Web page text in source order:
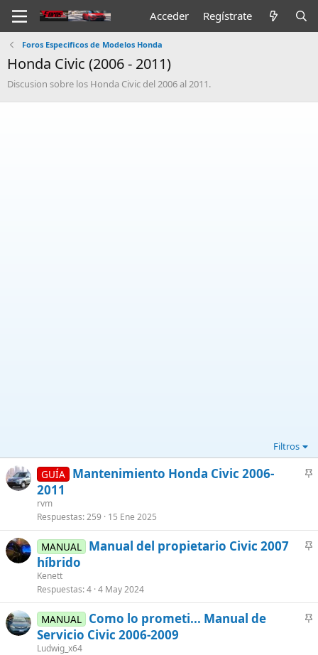
Acceder Regístrate
Foros Especificos de Modelos Honda
Honda Civic (2006 - 2011)
Discusion sobre los Honda Civic del 2006 al 2011.
Filtros
A
a
d
GUÍA Mantenimiento Honda Civic 2006-
2011
rvm
Respuestas 259 15 Ene 2025
A
a
d
MANUAL Manual del propietario Civic 2007
híbrido
Kenett
Respuestas 4 4 May 2024
A
MANUAL Como lo prometi... Manual de
Servicio Civic 2006-2009
Ludwig_x64